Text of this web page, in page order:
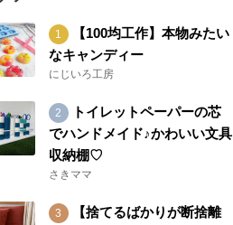
【100均工作】本物みたい
なキャンディー
にじいろ工房
トイレットペーパーの芯
でハンドメイド♪かわいい文具
収納棚♡
さきママ
【捨てるばかりが断捨離